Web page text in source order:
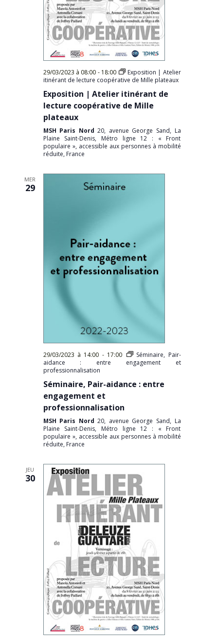
29/03/2023 à 08:00 - 18:00
Exposition | Atelier
itinérant de lecture coopérative de Mille plateaux
Exposition | Atelier itinérant de
lecture coopérative de Mille
plateaux
MSH Paris Nord20, avenue George Sand, La
Plaine Saint-Denis, Métro ligne 12 : « Front
populaire », accessible aux personnes à mobilité
réduite, France
MER
29
29/03/2023 à 14:00 - 17:00
Séminaire, Pair-
aidance : entre engagement et
professionnalisation
Séminaire, Pair-aidance : entre
engagement et
professionnalisation
MSH Paris Nord20, avenue George Sand, La
Plaine Saint-Denis, Métro ligne 12 : « Front
populaire », accessible aux personnes à mobilité
réduite, France
JEU
30